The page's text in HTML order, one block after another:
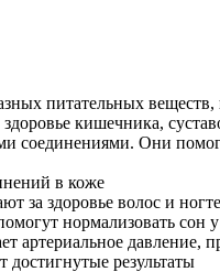
питательных
кишечника,
соединениями. Они
в коже
за здоровье волос и
нормализовать сон
артериальное давление,
результаты